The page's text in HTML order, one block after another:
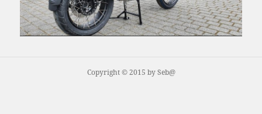
Copyright © 2015 by Seb@